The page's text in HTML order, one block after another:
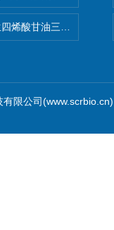
烯酸甘油三酯(顺式-
限公司